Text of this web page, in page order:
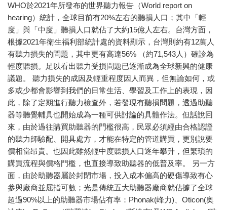
WHO於2021年所發布的世界聽力報告（World report on
hearing）統計，全球目前有20%左右的聽損人口；其中「輕
度」與「中度」聽損人口就佔了大約15億人左右。台灣方面，
根據2021年衛生福利部統計處的資料顯示，台灣則約有12萬人
有聽力損失的問題，其中更有高達56% （約71,543人）確診為
輕度聽損。足以看出聽力受損問題已逐漸成為全球新興的健康
議題。 聽力損失的成因及輕重程度因人而異，但無論如何，或
多或少都會影響到我們的日常生活、學習及工作上的表現，因
此，除了定期進行聽力檢查外，若發現有聽損問題，透過助聽
器等聽覺輔具也開始成為一種可供討論的具體作法。但話說回
來，由於過往購買助聽器的門檻很高，民眾必須經由合格認證
的聽力師驗配、開具處方，才能在特定的管道購買，更別說要
價相當昂貴。也因此雖然輕中度聽損人口逐年攀升，但繁瑣的
購買流程與價格門檻，也直接導致助聽器的低普及率。 另一方
面，由於助聽器屬於封閉市場，投入成本偏高的硬傷導致有心
參與廠商並屈指可數；光是傳統五大助聽器廠商就佔據了全球
超過90%以上的助聽器市場佔有率：Phonak(峰力)、Oticon(奥